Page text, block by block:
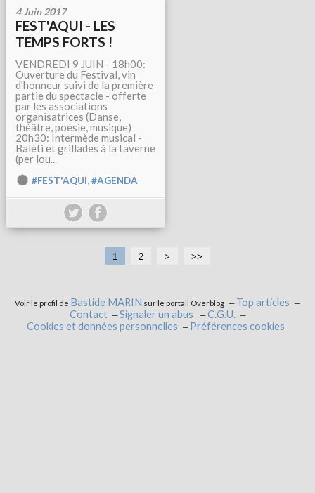
4 Juin 2017
FEST'AQUI - LES
TEMPS FORTS !
VENDREDI 9 JUIN - 18h00:
Ouverture du Festival, vin
d'honneur suivi de la première
partie du spectacle - offerte
par les associations
organisatrices (Danse,
théâtre, poésie, musique)
20h30: Intermède musical -
Balèti et grillades à la taverne
(per lou...
#FEST'AQUI,#AGENDA
1 2 > >>
Voir le profil de Bastide MARIN sur le portail Overblog
Top articles
Contact
Signaler un abus
C.G.U.
Cookies et données personnelles
Préférences cookies